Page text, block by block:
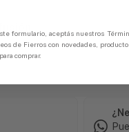
formulario, aceptás nuestros
de Fierros con novedades,
comprar.